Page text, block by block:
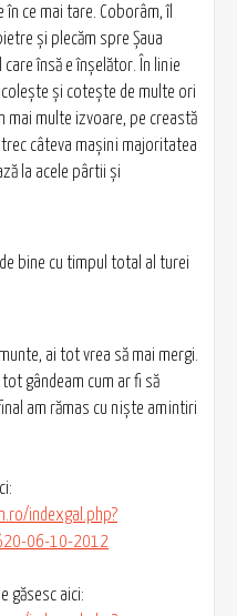
în ce mai tare. Coborâm, îl
şi plecăm spre Şaua
însă e înşelător. În linie
şi coteşte de multe ori
mai multe izvoare, pe creastă
trec câteva maşini majoritatea
la acele pârtii şi
bine cu timpul total al turei
ai tot vrea să mai mergi.
gândeam cum ar fi să
am rămas cu nişte amintiri
indexgal.php?
06-10-2012
găsesc aici: